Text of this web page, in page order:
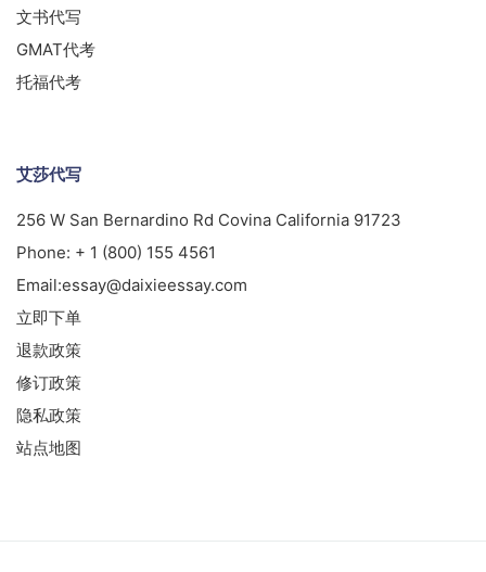
文书代写
GMAT代考
托福代考
艾莎代写
256 W San Bernardino Rd Covina California 91723
Phone: + 1 (800) 155 4561
Email:essay@daixieessay.com
立即下单
退款政策
修订政策
隐私政策
站点地图